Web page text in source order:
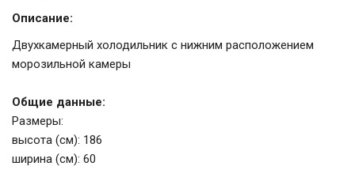
Описание:
Двухкамерный холодильник с нижним расположением
морозильной камеры
Общие данные:
Размеры:
высота (см): 186
ширина (см): 60